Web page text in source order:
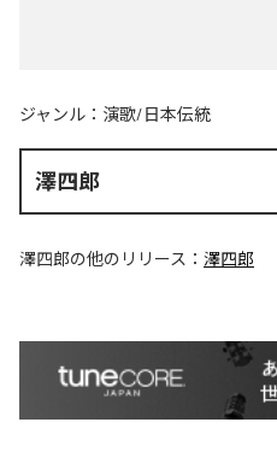
ジャンル： 演歌/日本伝統
澤四郎
澤四郎の他のリリース： 澤四郎